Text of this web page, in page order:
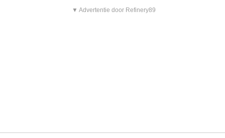
▼ Advertentie door Refinery89